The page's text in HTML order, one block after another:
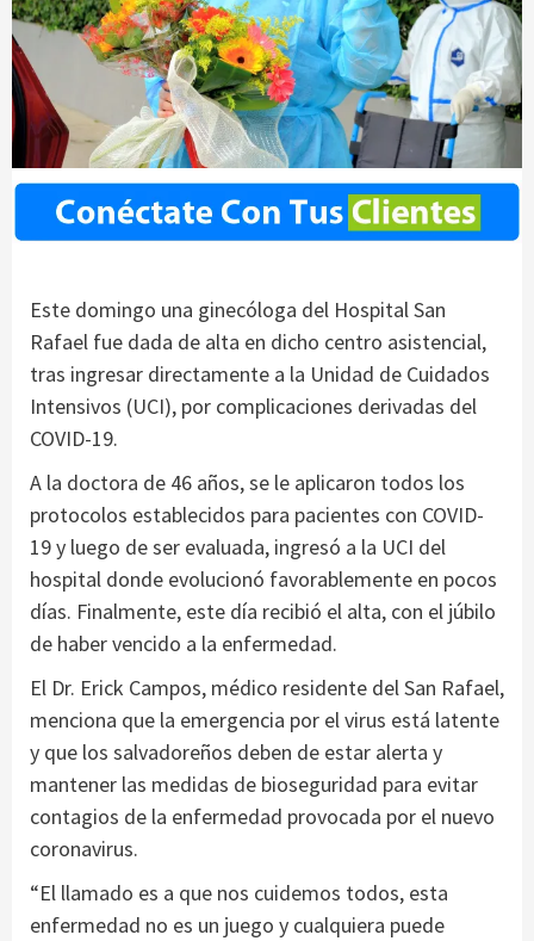
Este domingo una ginecóloga del Hospital San
Rafael fue dada de alta en dicho centro asistencial,
tras ingresar directamente a la Unidad de Cuidados
Intensivos (UCI), por complicaciones derivadas del
COVID-19.
A la doctora de 46 años, se le aplicaron todos los
protocolos establecidos para pacientes con COVID-
19 y luego de ser evaluada, ingresó a la UCI del
hospital donde evolucionó favorablemente en pocos
días. Finalmente, este día recibió el alta, con el júbilo
de haber vencido a la enfermedad.
El Dr. Erick Campos, médico residente del San Rafael,
menciona que la emergencia por el virus está latente
y que los salvadoreños deben de estar alerta y
mantener las medidas de bioseguridad para evitar
contagios de la enfermedad provocada por el nuevo
coronavirus.
“El llamado es a que nos cuidemos todos, esta
enfermedad no es un juego y cualquiera puede